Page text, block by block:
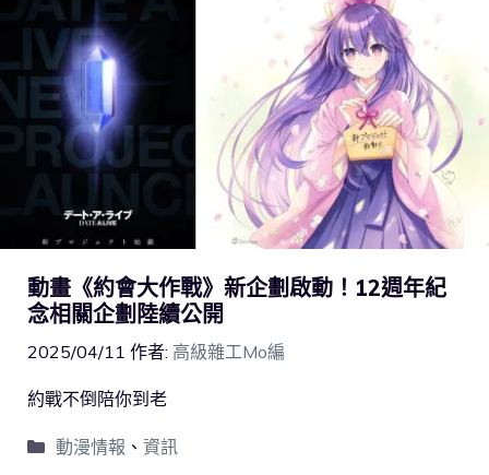
動畫《約會大作戰》新企劃啟動！12週年紀
念相關企劃陸續公開
2025/04/11 作者: 高級雜工Mo編
約戰不倒陪你到老
動漫情報 、 資訊